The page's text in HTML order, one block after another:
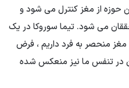
از مغز کنترل می شود و
می شود. تیما سوروکا در یک
مغز منحصر به فرد داریم ، فرض
در تنفس ما نیز منعکس شده